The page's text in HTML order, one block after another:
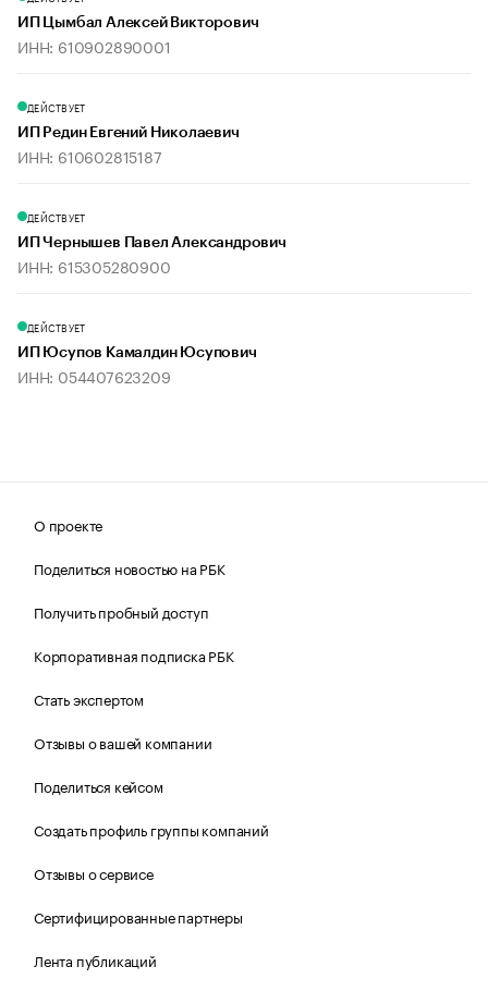
ИП Цымбал Алексей Викторович
ИНН: 610902890001
ДЕЙСТВУЕТ
ИП Редин Евгений Николаевич
ИНН: 610602815187
ДЕЙСТВУЕТ
ИП Чернышев Павел Александрович
ИНН: 615305280900
ДЕЙСТВУЕТ
ИП Юсупов Камалдин Юсупович
ИНН: 054407623209
О проекте
Поделиться новостью на РБК
Получить пробный доступ
Корпоративная подписка РБК
Стать экспертом
Отзывы о вашей компании
Поделиться кейсом
Создать профиль группы компаний
Отзывы о сервисе
Сертифицированные партнеры
Лента публикаций